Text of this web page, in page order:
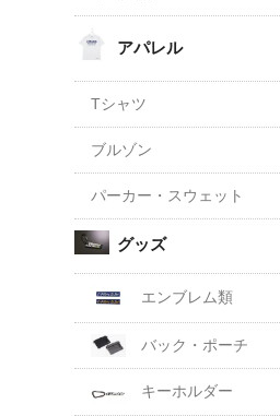
アパレル
Tシャツ
ブルゾン
パーカー・スウェット
グッズ
エンブレム類
バック・ポーチ
キーホルダー